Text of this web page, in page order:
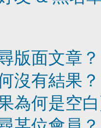
版面文章？
沒有結果？
為何是空